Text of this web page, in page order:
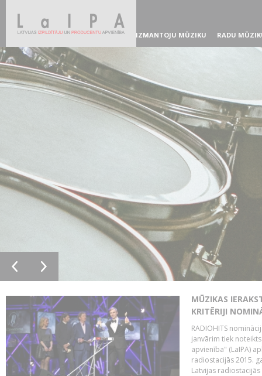
IZMANTOJU MŪZIKU RADU
MŪZIKAS
KRITĒRIJI
RADIOHITS
janvārim tiek
apvienība" (LaIPA)
radiostacijās 2015.
Latvijas